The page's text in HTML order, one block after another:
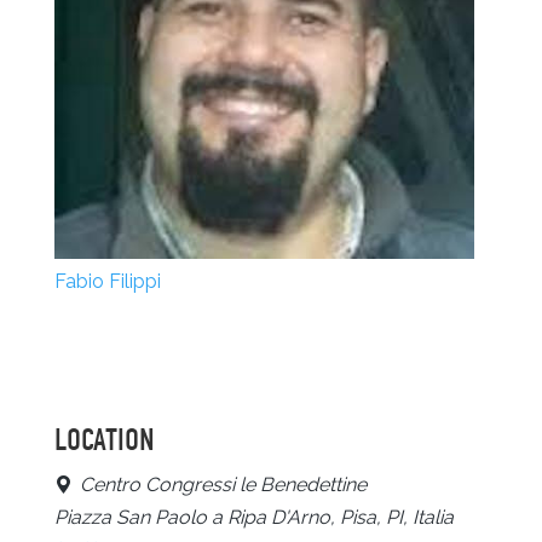
Fabio Filippi
LOCATION
Centro Congressi le Benedettine
Piazza San Paolo a Ripa D'Arno, Pisa, PI, Italia